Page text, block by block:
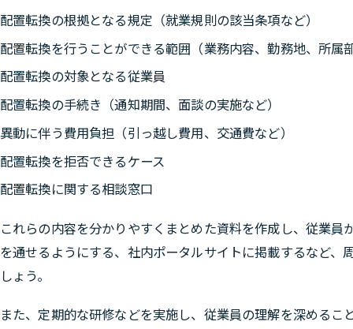
配置転換の根拠となる規定（就業規則の該当条項など）
配置転換を行うことができる範囲（業務内容、勤務地、所属
配置転換の対象となる従業員
配置転換の手続き（通知期間、面談の実施など）
異動に伴う費用負担（引っ越し費用、交通費など）
配置転換を拒否できるケース
配置転換に関する相談窓口
これらの内容を分かりやすくまとめた資料を作成し、従業員
を通せるようにする、社内ポータルサイトに掲載するなど、
しょう。
また、定期的な研修などを実施し、従業員の理解を深めるこ